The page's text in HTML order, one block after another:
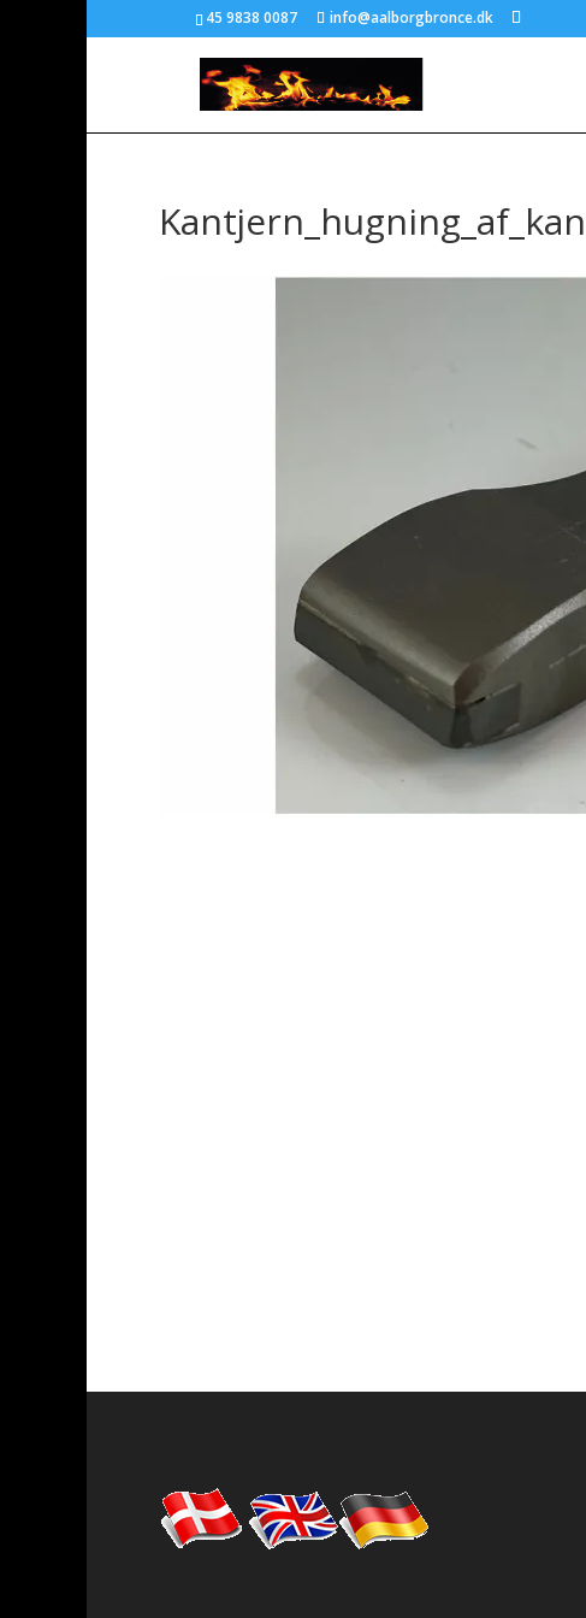
45 9838 0087 info@aalborgbronce.dk